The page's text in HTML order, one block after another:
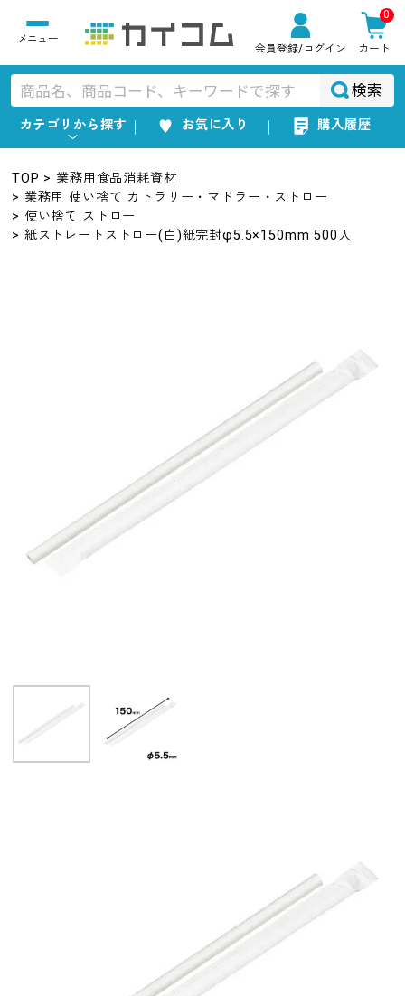
会員登録/ログイン
0
カート
検索
カテゴリから探す お気に入り 購入履歴
TOP
業務用食品消耗資材
業務用 使い捨て カトラリー・マドラー・ストロー
使い捨て ストロー
紙ストレートストロー(白)紙完封φ5.5×150mm 500入